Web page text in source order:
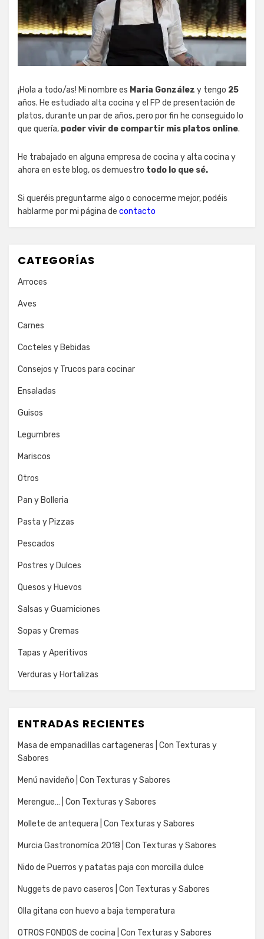
¡Hola a todo/as! Mi nombre es Maria González y tengo 25
años. He estudiado alta cocina y el FP de presentación de
platos, durante un par de años, pero por fin he conseguido lo
que quería, poder vivir de compartir mis platos online.
He trabajado en alguna empresa de cocina y alta cocina y
ahora en este blog, os demuestro todo lo que sé.
Si queréis preguntarme algo o conocerme mejor, podéis
hablarme por mi página de contacto
CATEGORÍAS
Arroces
Aves
Carnes
Cocteles y Bebidas
Consejos y Trucos para cocinar
Ensaladas
Guisos
Legumbres
Mariscos
Otros
Pan y Bolleria
Pasta y Pizzas
Pescados
Postres y Dulces
Quesos y Huevos
Salsas y Guarniciones
Sopas y Cremas
Tapas y Aperitivos
Verduras y Hortalizas
ENTRADAS RECIENTES
Masa de empanadillas cartageneras | Con Texturas y
Sabores
Menú navideño | Con Texturas y Sabores
Merengue… | Con Texturas y Sabores
Mollete de antequera | Con Texturas y Sabores
Murcia Gastronomíca 2018 | Con Texturas y Sabores
Nido de Puerros y patatas paja con morcilla dulce
Nuggets de pavo caseros | Con Texturas y Sabores
Olla gitana con huevo a baja temperatura
OTROS FONDOS de cocina | Con Texturas y Sabores